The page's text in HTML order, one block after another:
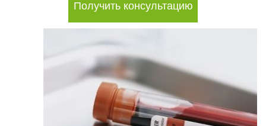
Получить консультацию